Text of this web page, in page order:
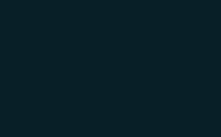
Nezbytně nutné soubory
bez nezbytně nutných